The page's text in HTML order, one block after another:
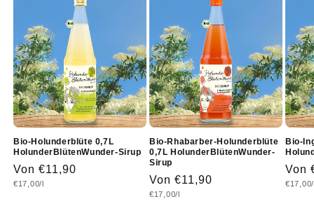
Bio-Holunderblüte 0,7L
HolunderBlütenWunder-Sirup
Normaler
Preis
Von €11,90
Grundpreis
€17,00/l
Bio-Rhabarber-Holunderblüte
0,7L HolunderBlütenWunder-
Sirup
Normaler
Preis
Von €11,90
Grundpreis
€17,00/l
Bio-
Preis
Von